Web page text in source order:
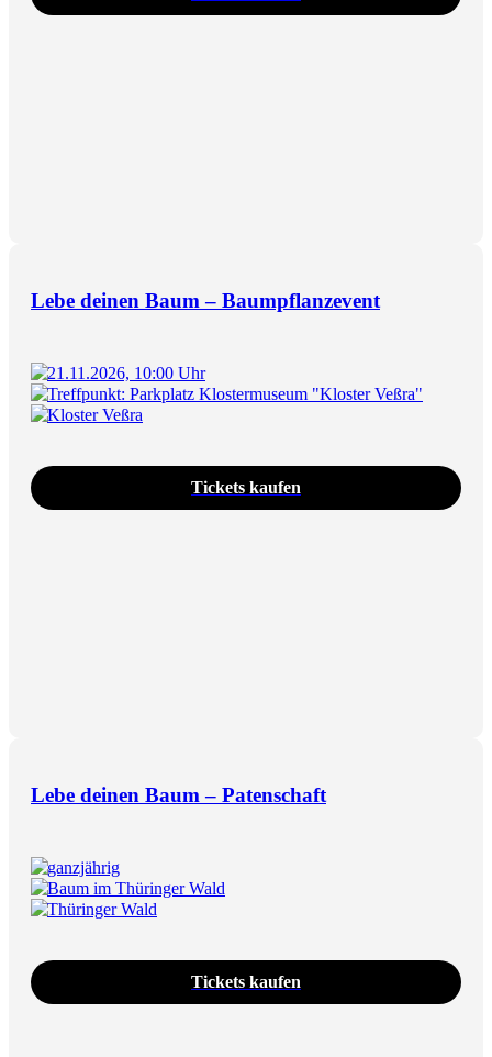
Lebe deinen Baum – Baumpflanzevent
21.11.2026, 10:00 Uhr
Treffpunkt: Parkplatz Klostermuseum "Kloster Veßra"
Kloster Veßra
Tickets kaufen
Lebe deinen Baum – Patenschaft
ganzjährig
Baum im Thüringer Wald
Thüringer Wald
Tickets kaufen